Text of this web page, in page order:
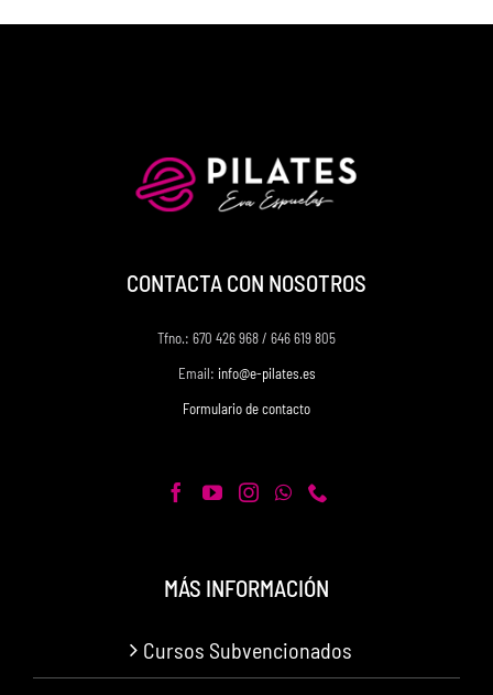
CONTACTA CON NOSOTROS
Tfno.: 670 426 968 / 646 619 805
Email: info@e-pilates.es
Formulario de contacto
MÁS INFORMACIÓN
Cursos Subvencionados